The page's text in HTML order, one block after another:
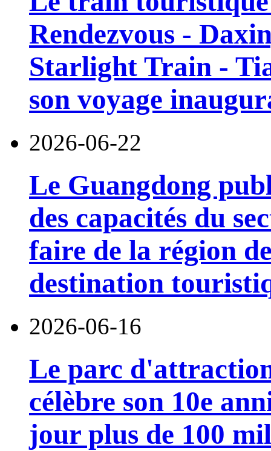
Rendezvous -
Starlight Train -
son voyage
2026-06-22
Le Guangdong
des capacités du
faire de la région
destination
2026-06-16
Le parc
célèbre son 10e
jour plus de 100